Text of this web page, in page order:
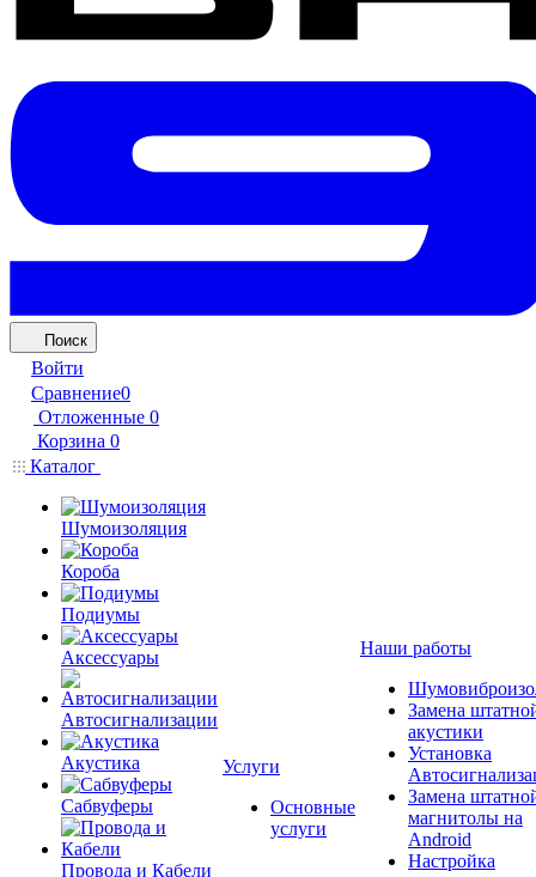
Поиск
Войти
Сравнение0
Отложенные 0
Корзина 0
Каталог
Шумоизоляция
Короба
Подиумы
Аксессуары
Автосигнализации
Акустика
Сабвуферы
Провода и Кабели
Услуги
Основные
услуги
Наши работы
Замена
акустики
Установка
Замена
магнитолы на
Android
Настройка